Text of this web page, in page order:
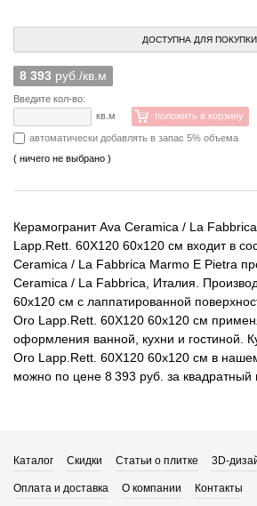
ДОСТУПНА ДЛЯ ПОКУПКИ
8 393 руб./кв.м
Введите кол-во:
кв.м
положить в корзину
автоматически добавлять в запас 5% объема
( ничего не выбрано )
Керамогранит Ava Ceramica / La
Lapp.Rett. 60X120 60x120 см входит в
Ceramica / La Fabbrica Marmo E Pietra
Ceramica / La Fabbrica, Италия.
60x120 см с лаппатированной
Oro Lapp.Rett. 60X120 60x120 см
оформления ванной, кухни и гостиной.
Oro Lapp.Rett. 60X120 60x120 см в
можно по цене 8 393 руб. за квадратный
Каталог Скидки Статьи о плитке 3D-
Оплата и доставка О компании Контакты